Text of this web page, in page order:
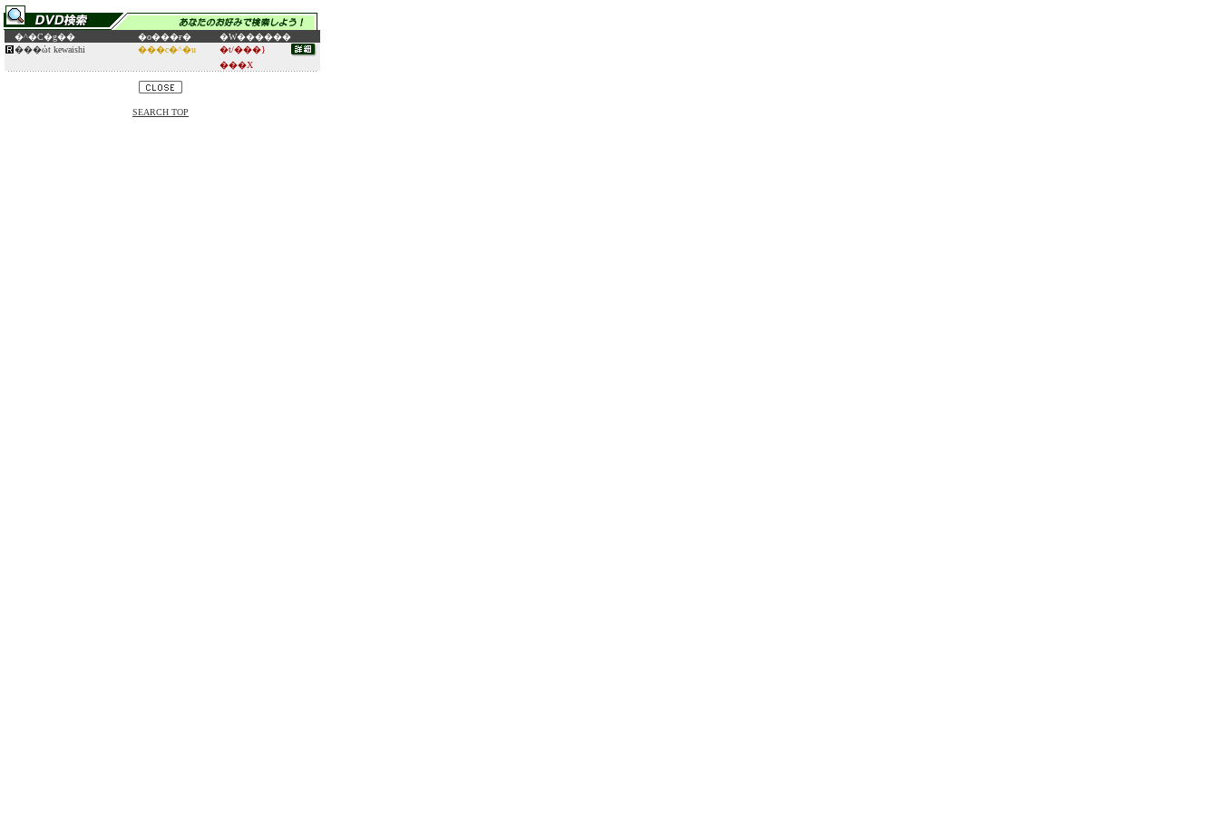
�^�C�g�� �o���ғ�
�W������
���ώt kewaishi
���c�^�u
�t/���}
���X
SEARCH TOP